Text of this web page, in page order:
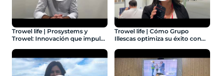
Trowel life | Prosystems y
Trowel: Innovación que impulsa
Trowel life | Cómo Grupo
Illescas optimiza su éxito con